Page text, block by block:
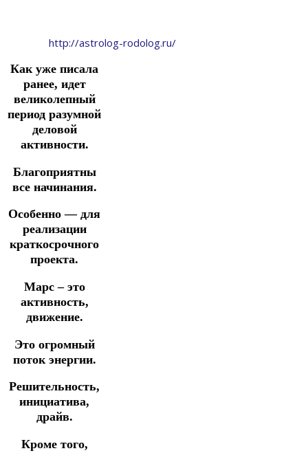
http://astrolog-rodolog.ru/
Как уже писала
ранее, идет
великолепный
период разумной
деловой
активности.
Благоприятны
все начинания.
Особенно — для
реализации
краткосрочного
проекта.
Марс – это
активность,
движение.
Это огромный
поток энергии.
Решительность,
инициатива,
драйв.
Кроме того,